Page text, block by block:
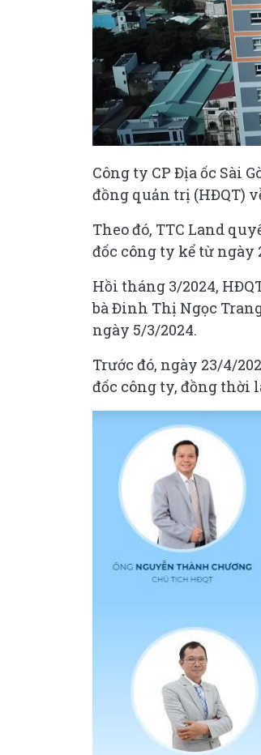
Công ty CP Địa ốc Sài
đồng quản trị (HĐQT)
Theo đó, TTC Land
đốc công ty kể từ ngày
Hồi tháng 3/2024,
bà Đinh Thị Ngọc
ngày 5/3/2024.
Trước đó, ngày 23/4/
đốc công ty, đồng thời